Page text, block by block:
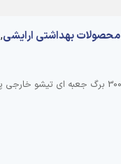
محصولات بهداشتی ارایشی,